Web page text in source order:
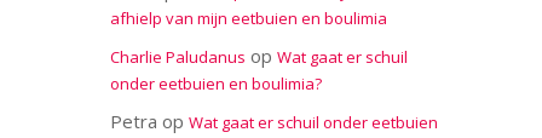
afhielp van mijn eetbuien en boulimia
Charlie Paludanus op Wat gaat er schuil
onder eetbuien en boulimia?
Petra op Wat gaat er schuil onder eetbuien